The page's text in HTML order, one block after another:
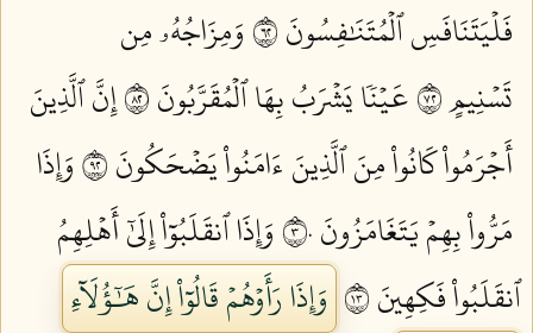
فَلۡيَتَنَافَسِ ٱلۡمُتَنَٰفِسُونَ ٢٦
وَمِزَاجُهُۥ مِن
تَسۡنِيمٍ ٢٧
عَيۡنٗا يَشۡرَبُ بِهَا ٱلۡمُقَرَّبُونَ ٢٨
إِنَّ ٱلَّذِينَ
أَجۡرَمُواْ كَانُواْ مِنَ ٱلَّذِينَ ءَامَنُواْ يَضۡحَكُونَ ٢٩
وَإِذَا
مَرُّواْ بِهِمۡ يَتَغَامَزُونَ ٣٠
وَإِذَا ٱنقَلَبُوٓاْ إِلَىٰٓ أَهۡلِهِمُ
ٱنقَلَبُواْ فَكِهِينَ ٣١
وَإِذَا رَأَوۡهُمۡ قَالُوٓاْ إِنَّ هَٰٓؤُلَآءِ